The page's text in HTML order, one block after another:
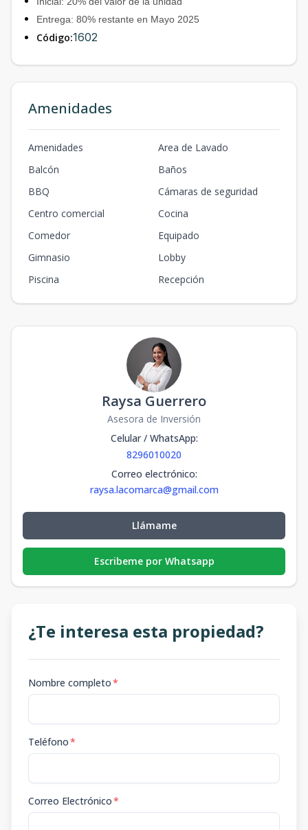
Entrega: 80% restante en Mayo 2025
Código:1602
Amenidades
Amenidades
Area de Lavado
Balcón
Baños
BBQ
Cámaras de seguridad
Centro comercial
Cocina
Comedor
Equipado
Gimnasio
Lobby
Piscina
Recepción
Raysa Guerrero
Asesora de Inversión
Celular / WhatsApp:
8296010020
Correo electrónico:
raysa.lacomarca@gmail.com
Llámame
Escribeme por Whatsapp
¿Te interesa esta propiedad?
Nombre completo*
Teléfono*
Correo Electrónico*